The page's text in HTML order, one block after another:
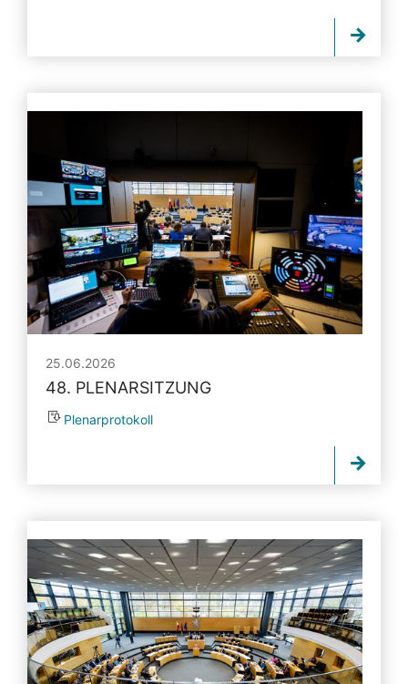
25.06.2026
48. PLENARSITZUNG
Plenarprotokoll